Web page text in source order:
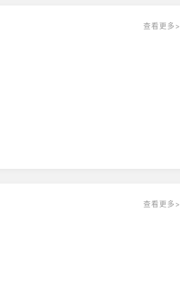
查看更多>
查看更多>